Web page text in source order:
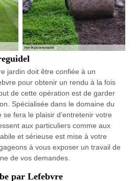
jardin doit être confiée à un
pour obtenir un rendu à la fois
de cette opération est de garder
Spécialisée dans le domaine du
fera le plaisir d’entretenir votre
aux particuliers comme aux
et sérieuse est mise à votre
à vous exposer un travail de
de vos demandes.
par Lefebvre